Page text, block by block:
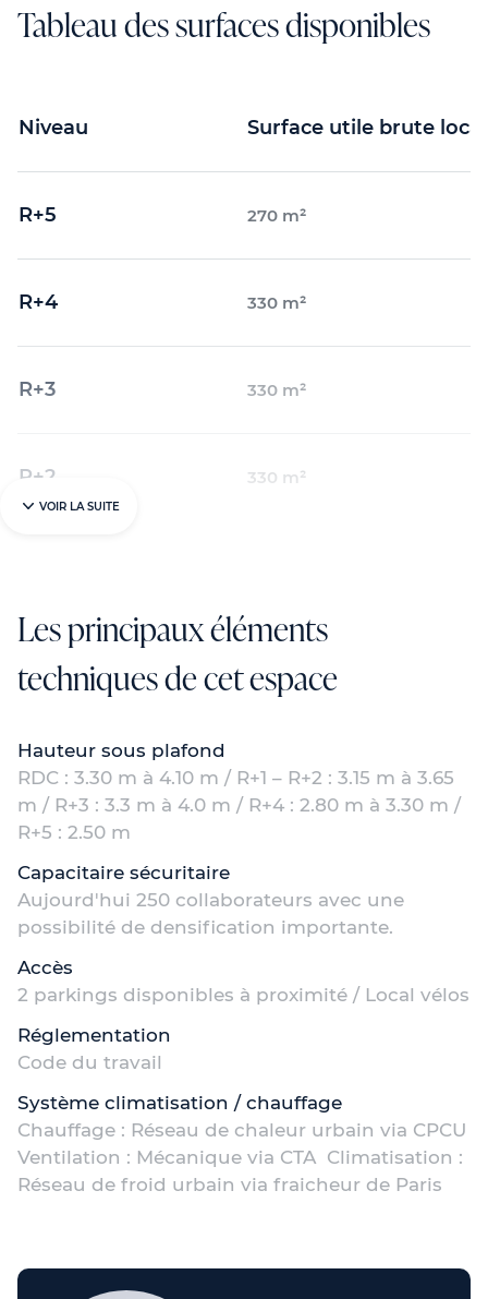
Tableau des surfaces disponibles
Niveau Surface utile brute
R+5 270 m²
R+4 330 m²
R+3 330 m²
R+2 330 m²
VOIR LA SUITE
Les principaux éléments
techniques de cet espace
Hauteur sous plafond
RDC : 3.30 m à 4.10 m / R+1 – R+2 : 3.15 m à 3.65
m / R+3 : 3.3 m à 4.0 m / R+4 : 2.80 m à 3.30 m /
R+5 : 2.50 m
Capacitaire sécuritaire
Aujourd'hui 250 collaborateurs avec une
possibilité de densification importante.
Accès
2 parkings disponibles à proximité / Local vélos
Réglementation
Code du travail
Système climatisation / chauffage
Chauffage : Réseau de chaleur urbain via CPCU
Ventilation : Mécanique via CTA Climatisation :
Réseau de froid urbain via fraicheur de Paris